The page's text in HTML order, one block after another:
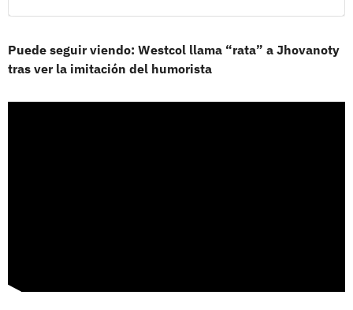
Puede seguir viendo: Westcol llama “rata” a Jhovanoty
tras ver la imitación del humorista